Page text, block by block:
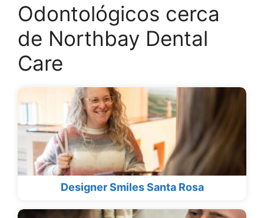
Odontológicos cerca
de Northbay Dental
Care
Designer Smiles Santa Rosa